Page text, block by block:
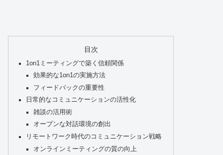
目次
1on1ミーティングで築く信頼関係
効果的な1on1の実施方法
フィードバックの重要性
日常的なコミュニケーションの活性化
雑談の活用術
オープンな対話環境の創出
リモートワーク時代のコミュニケーション戦略
オンラインミーティングの質の向上